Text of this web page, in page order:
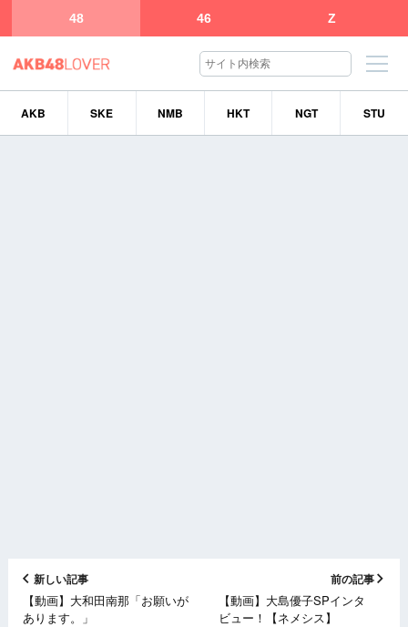
48 46 Z
AKB SKE NMB HKT NGT STU
新しい記事
【動画】大和田南那「お願いが
あります。」
前の記事
【動画】大島優子SPインタ
ビュー！【ネメシス】